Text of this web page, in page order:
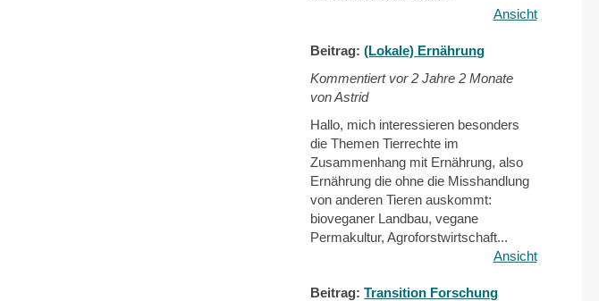
Ansicht
Beitrag:(Lokale) Ernährung
Kommentiert vor2 Jahre 2 Monate
von Astrid
Hallo, mich interessieren besonders
die Themen Tierrechte im
Zusammenhang mit Ernährung, also
Ernährung die ohne die Misshandlung
von anderen Tieren auskommt:
bioveganer Landbau, vegane
Permakultur, Agroforstwirtschaft...
Ansicht
Beitrag:Transition Forschung